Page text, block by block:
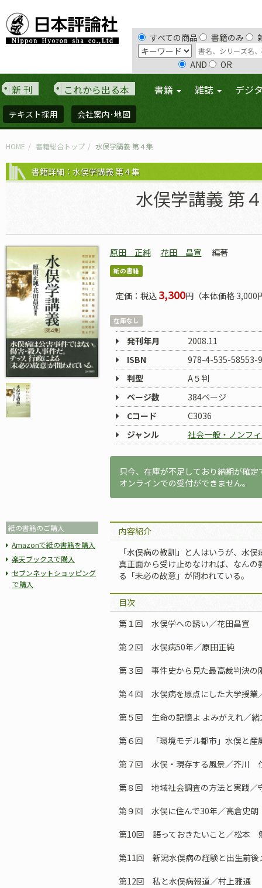
すべての商品 書籍のみ
AND OR
新 刊 これから出る本 書籍 雑誌 デジ
テキスト採用 会社案内･地図
HOME 書籍総合トップ 水俣学講義 第４集
書籍詳細：水俣学講義 第４集
水俣学講義 第
原田 正純 花田 昌宣 編著
紙の書籍
定価：税込 3,300円（本体価格 3,000
在庫なし
発刊年月
2008.11
ISBN
978-4-535-58553-9
判型
A５判
ページ数
384ページ
Cコード
C3036
ジャンル
社会一般・ノンフ
只今、在庫が不足しており納期が確定
オンラインでの受付ができません。
紙の書籍のご購入
Amazonで紙の書籍を購入
楽天ブックスで購入
セブンネットショッピング
で購入
内容紹介
「水俣病の教訓」と人はいうが、水
真正面から受け止めなければ、なん
る「未必の故意」が問われている。
目次
第１回 水俣学への誘い／花田昌宣
第２回 水俣病50年／原田正純
第３回 事件史から見た最高裁判決の
第４回 水俣病を原点にした大学授
第５回 生命の記憶よ よみがえれ／緒
第６回 「環境モデル都市」水俣と産
第７回 水俣・現存する風景／芥川
第８回 地域社会調査の方法と実践／
第９回 水俣に住んで30年／高倉史朗
第10回 語っておきたいこと／松本
第11回 新潟水俣病の経験と出生前
第12回 私と水俣病報道／村上雅通